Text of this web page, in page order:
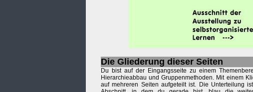
Die Gliederung dieser Seiten
Du bist auf der Eingangsseite zu einem
Hierarchieabbau und Gruppenmethoden. Mit einem
auf mehreren Seiten aufgeteilt ist. Die Unterteilung